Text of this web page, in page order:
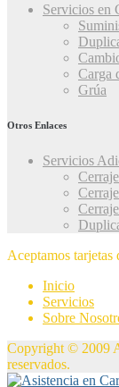
Servicios en
Carga
Grúa
Otros Enlaces
Servicios
Aceptamos
Inicio
Servicios
Sobre
Copyright © 2009
reservados.